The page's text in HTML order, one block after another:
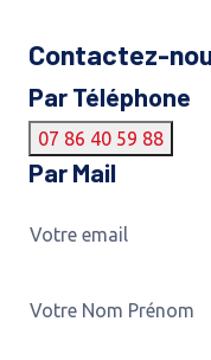
Contactez-
Par Téléphone
07 86 40 59 88
Par Mail
Votre email
Votre Nom Prénom